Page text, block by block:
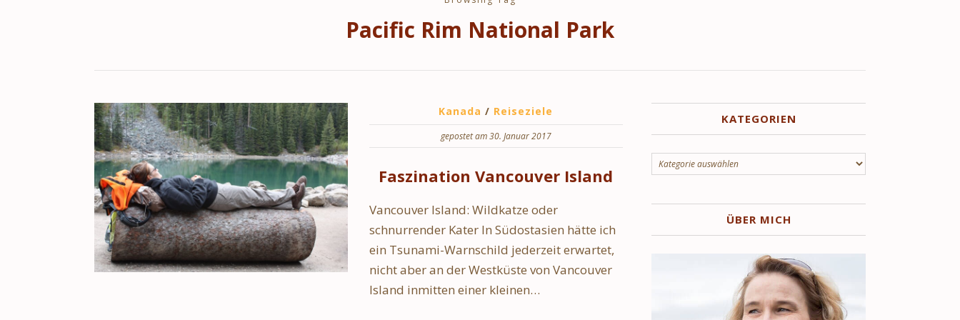
Pacific Rim National Park
Kanada / Reiseziele
gepostet am 30. Januar 2017
Faszination Vancouver Island
Vancouver Island: Wildkatze oder
schnurrender Kater In Südostasien hätte ich
ein Tsunami-Warnschild jederzeit erwartet,
nicht aber an der West­küste von Vancouver
Island inmitten einer kleinen…
KATEGORIEN
Kategorien
ÜBER MICH